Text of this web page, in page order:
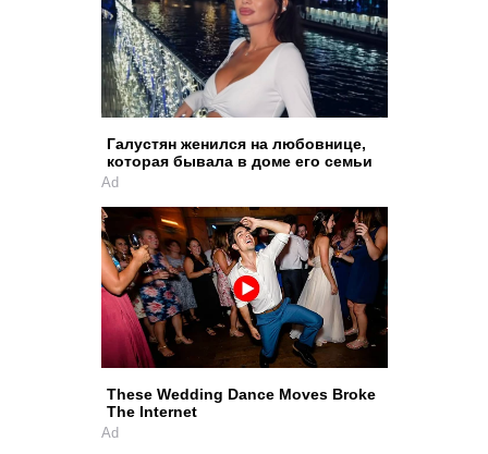
Галустян женился на любовнице,
которая бывала в доме его семьи
Ad
These Wedding Dance Moves Broke
The Internet
Ad